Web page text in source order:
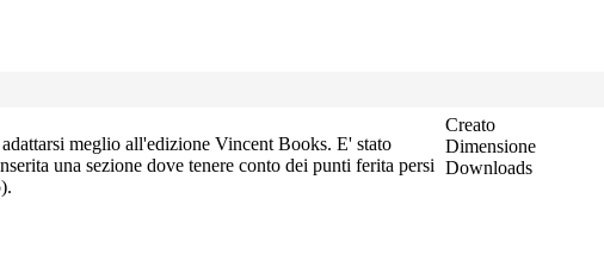
meglio all'edizione Vincent Books. E' stato
una sezione dove tenere conto dei punti ferita persi
Creato
Dimensione
Downloads